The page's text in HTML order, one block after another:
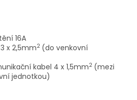
16A
x 2,5mm2 (do venkovní
kabel 4 x 1,5mm2 (mezi
jednotkou)